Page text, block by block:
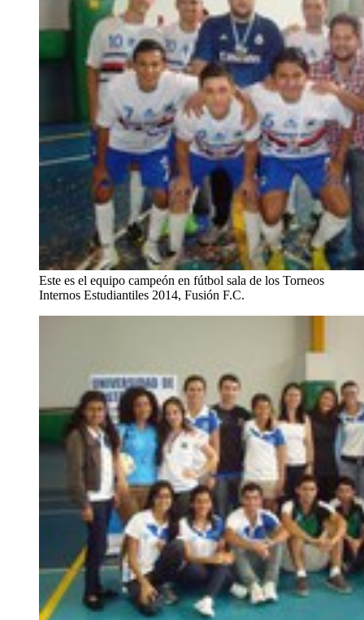
Este es el equipo campeón en fútbol sala de los Torneos
Internos Estudiantiles 2014, Fusión F.C.